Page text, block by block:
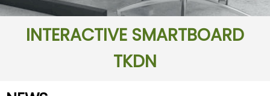
INTERACTIVE SMARTBOARD
TKDN